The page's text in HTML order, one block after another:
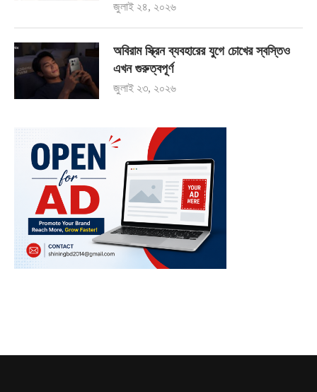
জুলাই ২৪, ২০২৬
অবিরাম স্ক্রিন ব্যবহারের যুগে চোখের স্বস্তিও
এখন গুরুত্বপূর্ণ
জুলাই ২৩, ২০২৬